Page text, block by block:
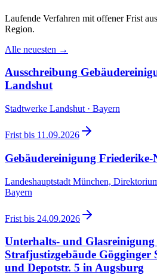
Laufende Verfahren mit offener Frist
Region.
Alle neuesten →
Ausschreibung
Landshut
Stadtwerke Landshut · Bayern
Frist bis 11.09.2026
Gebäudereinigung Friederike-
Landeshauptstadt München,
Bayern
Frist bis 24.09.2026
Unterhalts- und
Strafjustizgebäude Gögginger
und Depotstr. 5 in Augsburg